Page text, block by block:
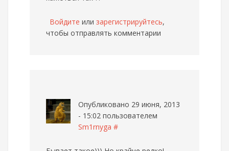
Войдите или зарегистрируйтесь,
чтобы отправлять комментарии
Опубликовано 29 июня, 2013
- 15:02 пользователем
Sm1rnyga #